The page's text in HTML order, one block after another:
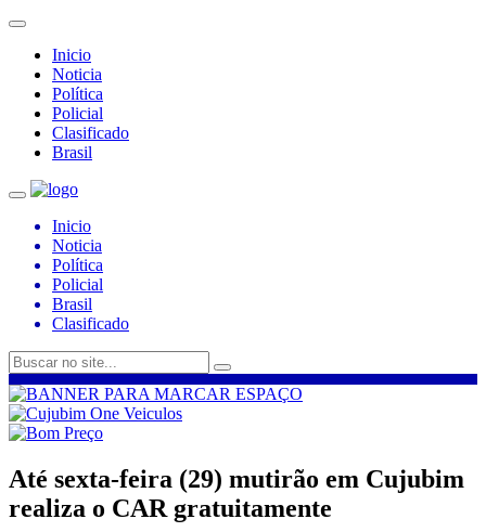
Inicio
Noticia
Política
Policial
Clasificado
Brasil
Inicio
Noticia
Política
Policial
Brasil
Clasificado
Até sexta-feira (29) mutirão em Cujubim
realiza o CAR gratuitamente